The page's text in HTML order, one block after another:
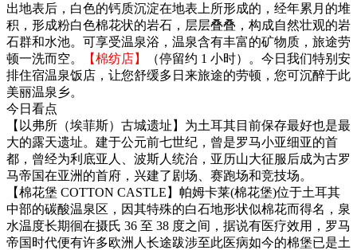
出地表后，白色的钙质沉淀在地表上所形成的，经年累月的堆
积，形成粉白色棉花状的岩石，层层叠叠，构成自然壮观的岩
石群和水池。可享受温泉浴，温泉含有丰富的矿物质，旅途劳
顿一洗而空。
【棉纺店】
（停留约 1 小时）。今日我们特别安
排住宿温泉饭店，让您舒缓多日来旅途的劳顿，您可沉醉于此
美丽温泉乡。
今日看点
【以弗所（埃菲斯）古城遗址】为土耳其目前保存最好也是最
大的露天遗址。建于公元前七世纪，曾是罗马小亚细亚的首
都，曾经为利底亚人、波斯人统治，亚历山大征服后成为古罗
马帝国在亚洲的首府，兴建了剧场、赛跑场和竞技场。
【棉花堡 COTTON CASTLE】帕姆卡莱(棉花堡)位于土耳其
中部的碳酸温泉区，因其特殊的白石地形状似棉花而得名，泉
水温度长期徊在摄氏 36 至 38 度之间，据说有医疗效用，罗马
帝国时代便有许多欧洲人长途跋涉至此医病如今的棉堡已是土